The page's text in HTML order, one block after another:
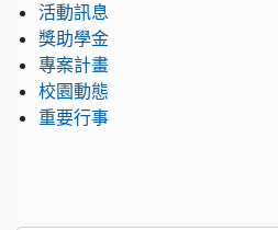
活動訊息
獎助學金
專案計畫
校園動態
重要行事